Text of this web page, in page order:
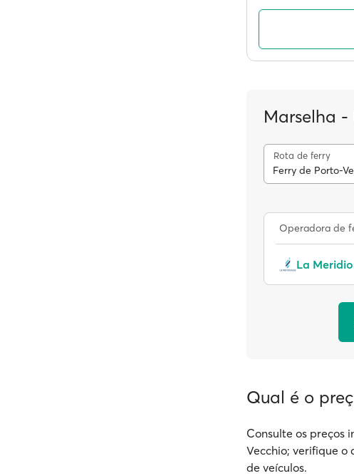
Marselha -
Rota de ferry
Ferry de Porto-
Operadora de
La
Qual é o
Consulte os preços
Vecchio; verifique o
de veículos.